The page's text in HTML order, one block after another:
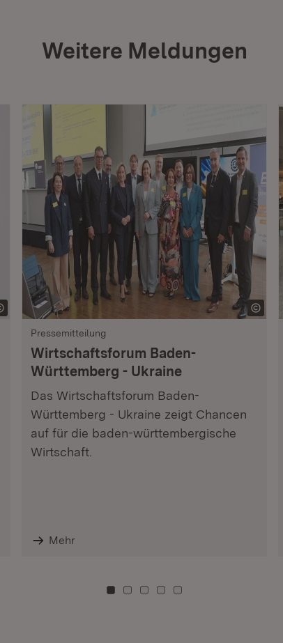
Weitere Meldungen
Pressemitteilung
Wirtschaftsforum Baden-
Württemberg - Ukraine
Das Wirtschaftsforum Baden-
Württemberg - Ukraine zeigt Chancen
auf für die baden-württembergische
Wirtschaft.
Mehr
Zu Kachel: 0
Zu Kachel: 3
Zu Kachel: 6
Zu Kachel: 9
Zu Kachel: 12